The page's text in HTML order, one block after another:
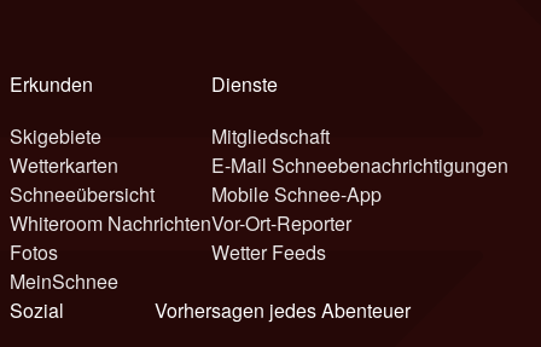
Erkunden
Skigebiete
Wetterkarten
Schneeübersicht
Whiteroom Nachrichten
Fotos
MeinSchnee
Dienste
Mitgliedschaft
E-Mail Schneebenachrichtigungen
Mobile Schnee-App
Vor-Ort-Reporter
Wetter Feeds
Sozial
Vorhersagen jedes Abenteuer